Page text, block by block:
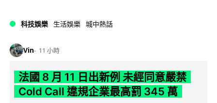
科技娛樂 生活娛樂 城中熱話
Vin 11 小時
法國 8 月 11 日出新例 未經同意嚴禁
Cold Call 違規企業最高罰 345 萬